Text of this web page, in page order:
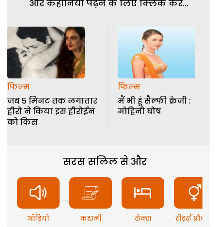
और कहानियां पढ़ने के लिए क्लिक करें...
फिल्म
जब 5 मिनट तक लगातार
हीरो ने किया इस हीरोईन
को किस
फिल्म
मैं भी हूं सैल्फी क्रेजी :
मोहिनी घोष
सरस सलिल से और
ऑडियो कहानी सेक्स रीडर्स प्रौब्लम